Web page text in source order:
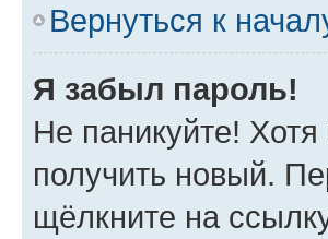
Вернуться к
Я забыл пароль!
Не паникуйте!
получить новый.
щёлкните на